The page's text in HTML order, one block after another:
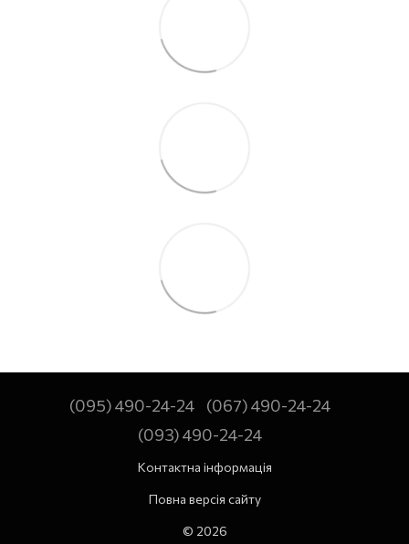
(095) 490-24-24
(067) 490-24-24
(093) 490-24-24
Контактна інформація
Повна версія сайту
© 2026